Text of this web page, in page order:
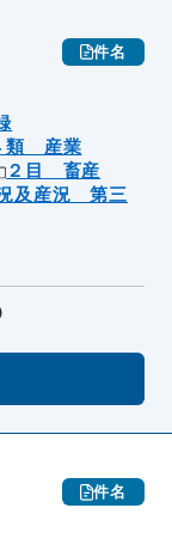
件名
類 産業
２目 畜産
及産況 第三
件名